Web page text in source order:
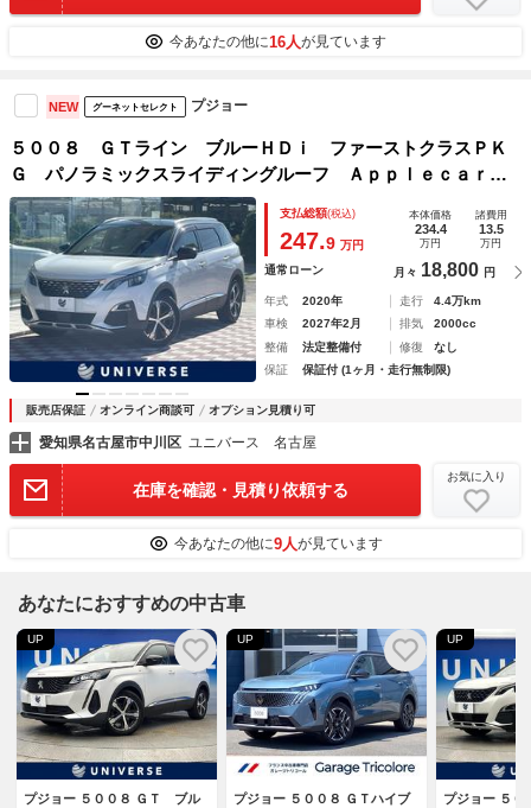
今あなたの他に16人が見ています
NEW グーネットセレクト プジョー
５００８ ＧＴライン ブルーＨＤｉ ファーストクラスＰＫ
Ｇ パノラミックスライディングルーフ Ａｐｐｌｅｃａｒｐ
ｌａｙ 純正ナビ バックカメラ レーダークルーズコントロ
ール シートヒーター ハーフレザーシート ブラインドスポ
ット ＥＴＣ
支払総額(税込)
247.9 万円
本体価格
234.4
万円
諸費用
13.5
万円
通常ローン 月々 18,800 円
年式 2020年 走行
4.4万km
車検
2027年2月 排気
2000cc
整備
法定整備付 修復
なし
保証
保証付 (1ヶ月・走行無制限)
販売店保証 オンライン商談可 オプション見積り可
愛知県名古屋市中川区 ユニバース 名古屋
在庫を確認・見積り依頼する
お気に入り
今あなたの他に9人が見ています
あなたにおすすめの中古車
UP
プジョー ５００８ ＧＴ ブル
UP
プジョー ５００８ ＧＴハイブ
UP
プジョー ５